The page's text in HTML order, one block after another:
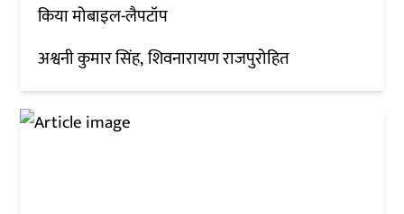
किया मोबाइल-लैपटॉप
अश्वनी कुमार सिंह शिवनारायण राजपुरोहित